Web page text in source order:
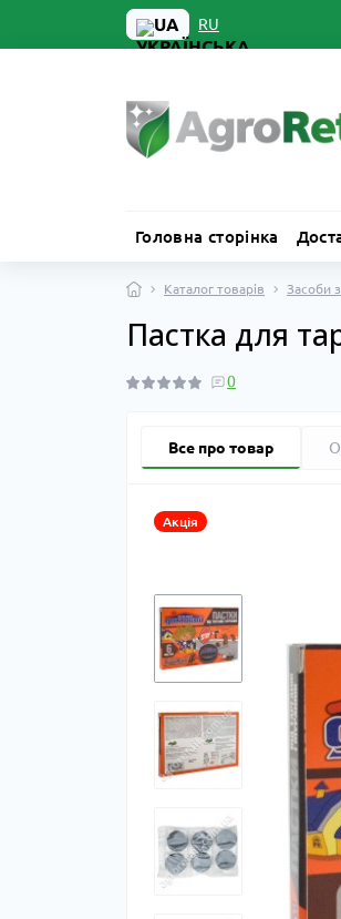
UA RU
Головна сторінка
Каталог товарів Засоби
Пастка для
0
Все про товар
Акція